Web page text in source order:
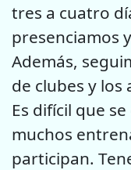
tres a cuatro
presenciamos
Además,
de clubes y los
Es difícil que
muchos
participan.